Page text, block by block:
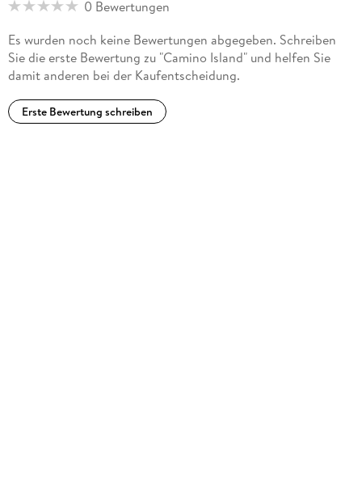
0 Bewertungen
Es wurden noch keine Bewertungen abgegeben. Schreiben
Sie die erste Bewertung zu "Camino Island" und helfen Sie
damit anderen bei der Kaufentscheidung.
Erste Bewertung schreiben